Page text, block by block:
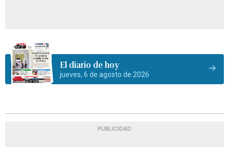
El diario de hoy
jueves, 6 de agosto de 2026
PUBLICIDAD